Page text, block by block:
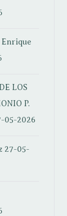
Enrique
LOS
P.
05-2026
27-05-